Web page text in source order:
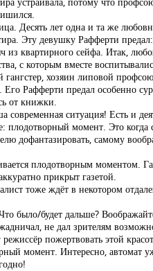
Десять лет одна и та же
Эту девушку Рафферти
из квартирного сейфа. Итак,
с которым вместе
хозяин липовой
Его Рафферти предал особенно
от книжки.
современная ситуация! Есть и
плодотворный момент. Это
дофантазировать, самому
плодотворным моментом.
прикрыт газетой.
тоже ждёт в некотором
было/будет дальше?
не дал зрителям
пожертвовать этой
момент. Интересно, автомат